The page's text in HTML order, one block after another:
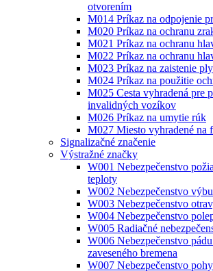
otvorením
M014 Príkaz na odpojenie
M020 Príkaz na ochranu
M021 Príkaz na ochranu
M022 Príkaz na ochranu
M023 Príkaz na zaistenie
M024 Príkaz na použitie
M025 Cesta vyhradená pre
invalidných vozíkov
M026 Príkaz na umytie rúk
M027 Miesto vyhradené na
Signalizačné značenie
Výstražné značky
W001 Nebezpečenstvo
teploty
W002 Nebezpečenstvo
W003 Nebezpečenstvo
W004 Nebezpečenstvo
W005 Radiačné
W006 Nebezpečenstvo
zaveseného bremena
W007 Nebezpečenstvo